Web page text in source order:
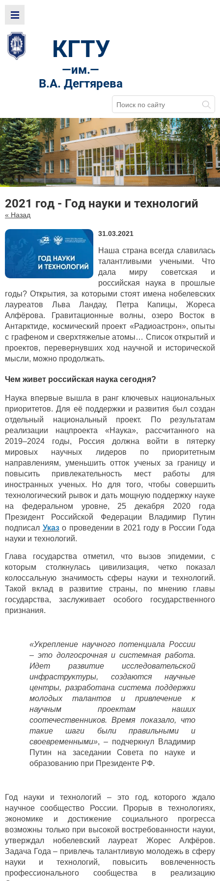
КГТУ
—им.—
В.А. Дегтярева
2021 год - Год науки и технологий
« Назад
31.03.2021
Наша страна всегда славилась
талантливыми учеными. Что
дала миру советская и
российская наука в прошлые
годы? Открытия, за которыми стоят имена нобелевских
лауреатов Льва Ландау, Петра Капицы, Жореса
Алфёрова. Гравитационные волны, озеро Восток в
Антарктиде, космический проект «Радиоастрон», опыты
с графеном и сверхтяжелые атомы… Список открытий и
проектов, перевернувших ход научной и исторической
мысли, можно продолжать.
Чем живет российская наука сегодня?
Наука впервые вышла в ранг ключевых национальных
приоритетов. Для её поддержки и развития был создан
отдельный национальный проект. По результатам
реализации нацпроекта «Наука», рассчитанного на
2019–2024 годы, Россия должна войти в пятерку
мировых научных лидеров по приоритетным
направлениям, уменьшить отток ученых за границу и
повысить привлекательность мест работы для
иностранных ученых. Но для того, чтобы совершить
технологический рывок и дать мощную поддержку науке
на федеральном уровне, 25 декабря 2020 года
Президент Российской Федерации Владимир Путин
подписал Указо проведении в 2021 году в России Года
науки и технологий.
Глава государства отметил, что вызов эпидемии, с
которым столкнулась цивилизация, четко показал
колоссальную значимость сферы науки и технологий.
Такой вклад в развитие страны, по мнению главы
государства, заслуживает особого государственного
признания.
«Укрепление научного потенциала России
– это долгосрочная и системная работа.
Идет развитие исследовательской
инфраструктуры, создаются научные
центры, разработана система поддержки
молодых талантов и привлечение к
научным проектам наших
соотечественников. Время показало, что
такие шаги были правильными и
своевременными», – подчеркнул Владимир
Путин на заседании Совета по науке и
образованию при Президенте РФ.
Год науки и технологий – это год, которого ждало
научное сообщество России. Прорыв в технологиях,
экономике и достижение социального прогресса
возможны только при высокой востребованности науки,
утверждал нобелевский лауреат Жорес Алфёров.
Задача Года – привлечь талантливую молодежь в сферу
науки и технологий, повысить вовлеченность
профессионального сообщества в реализацию